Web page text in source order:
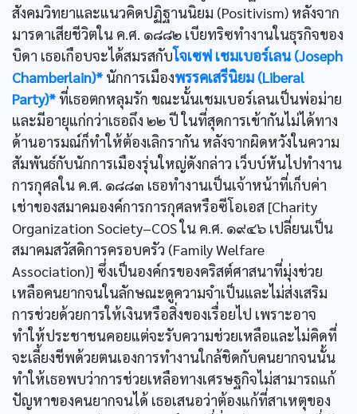
สังคมวิทยาและแนวคิดปฏิฐานนิยม (Positivism) หลังจาก
มารดาเสียชีวิตใน ค.ศ. ๑๘๘๒ เบียทริซทำงานในธุรกิจของ
บิดา เธอเกือบจะได้สมรสกับโจเซฟ เชมเบอร์เลน (Joseph
Chamberlain)* นักการเมืองพรรคเสรีนิยม (Liberal
Party)* ที่เธอตกหลุมรัก ขณะนั้นเชมเบอร์เลนเป็นพ่อม่าย
และมีอายุแก่กว่าเธอถึง ๒๒ ปี ในที่สุดการเข้ากันไม่ได้ทาง
ด้านอารมณ์ก็ทำให้ต้องเลิกรากัน หลังจากผิดหวังในความ
สัมพันธ์กับนักการเมืองรุ่นใหญ่ดังกล่าว เว็บบ์หันไปทำงาน
การกุศลใน ค.ศ. ๑๘๘๓ เธอทำงานเป็นเจ้าหน้าที่เก็บค่า
เช่าของสมาคมองค์การการกุศลหรือซีโอเอส [Charity
Organization Society–COS ใน ค.ศ. ๑๙๔๖ เปลี่ยนเป็น
สมาคมสวัสดิการครอบครัว (Family Welfare
Association)] ซึ่งเป็นองค์กรของคริสต์ศาสนาที่มุ่งช่วย
เหลือคนยากจนในลักษณะดูความจำเป็นและไม่ส่งเสริม
การช่วยด้วยการให้เงินหรือสิ่งของเรื่อยไป เพราะอาจ
ทำให้ประชาชนคอยแต่จะรับความช่วยเหลือและไม่คิดที่
จะเลี้ยงชีพด้วยตนเองการทำงานใกล้ชิดกับคนยากจนนั้น
ทำให้เธอพบว่าการช่วยเหลือทางเศรษฐกิจไม่สามารถแก้
ปัญหาของคนยากจนได้ เธอเสนอว่าต้องแก้ที่สาเหตุของ